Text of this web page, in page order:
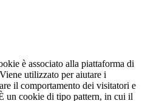
è associato alla piattaforma di
utilizzato per aiutare i
il comportamento dei visitatori e
un cookie di tipo pattern, in cui il